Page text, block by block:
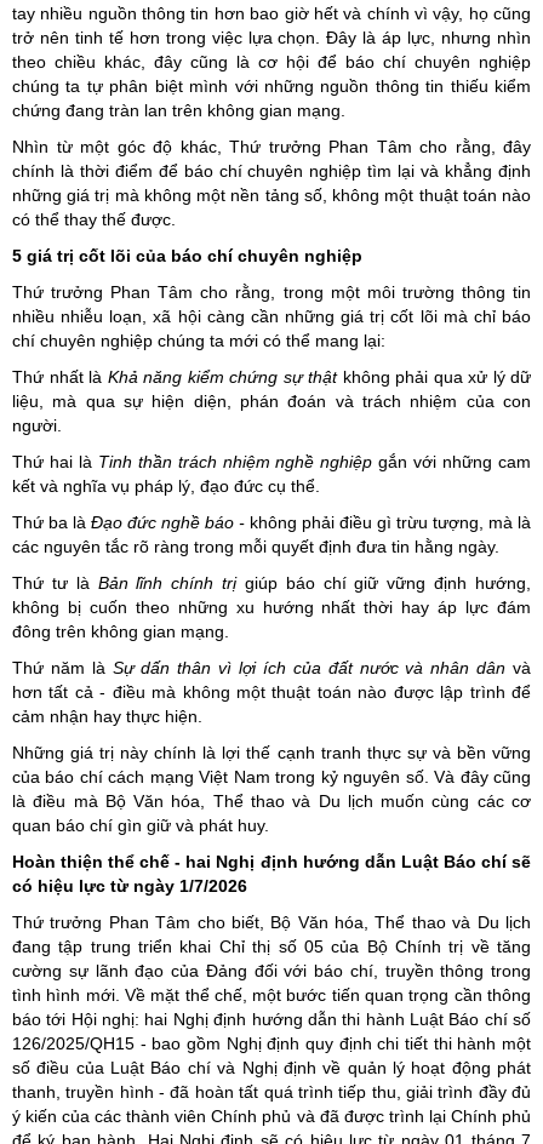
tay nhiều nguồn thông tin hơn bao giờ hết và chính vì vậy, họ cũng
trở nên tinh tế hơn trong việc lựa chọn. Đây là áp lực, nhưng nhìn
theo chiều khác, đây cũng là cơ hội để báo chí chuyên nghiệp
chúng ta tự phân biệt mình với những nguồn thông tin thiếu kiểm
chứng đang tràn lan trên không gian mạng.
Nhìn từ một góc độ khác, Thứ trưởng Phan Tâm cho rằng, đây
chính là thời điểm để báo chí chuyên nghiệp tìm lại và khẳng định
những giá trị mà không một nền tảng số, không một thuật toán nào
có thể thay thế được.
5 giá trị cốt lõi của báo chí chuyên nghiệp
Thứ trưởng Phan Tâm cho rằng, trong một môi trường thông tin
nhiều nhiễu loạn, xã hội càng cần những giá trị cốt lõi mà chỉ báo
chí chuyên nghiệp chúng ta mới có thể mang lại:
Thứ nhất là Khả năng kiểm chứng sự thật không phải qua xử lý dữ
liệu, mà qua sự hiện diện, phán đoán và trách nhiệm của con
người.
Thứ hai là Tinh thần trách nhiệm nghề nghiệp gắn với những cam
kết và nghĩa vụ pháp lý, đạo đức cụ thể.
Thứ ba là Đạo đức nghề báo - không phải điều gì trừu tượng, mà là
các nguyên tắc rõ ràng trong mỗi quyết định đưa tin hằng ngày.
Thứ tư là Bản lĩnh chính trị giúp báo chí giữ vững định hướng,
không bị cuốn theo những xu hướng nhất thời hay áp lực đám
đông trên không gian mạng.
Thứ năm là Sự dấn thân vì lợi ích của đất nước và nhân dân và
hơn tất cả - điều mà không một thuật toán nào được lập trình để
cảm nhận hay thực hiện.
Những giá trị này chính là lợi thế cạnh tranh thực sự và bền vững
của báo chí cách mạng Việt Nam trong kỷ nguyên số. Và đây cũng
là điều mà Bộ Văn hóa, Thể thao và Du lịch muốn cùng các cơ
quan báo chí gìn giữ và phát huy.
Hoàn thiện thể chế - hai Nghị định hướng dẫn Luật Báo chí sẽ
có hiệu lực từ ngày 1/7/2026
Thứ trưởng Phan Tâm cho biết, Bộ Văn hóa, Thể thao và Du lịch
đang tập trung triển khai Chỉ thị số 05 của Bộ Chính trị về tăng
cường sự lãnh đạo của Đảng đối với báo chí, truyền thông trong
tình hình mới. Về mặt thể chế, một bước tiến quan trọng cần thông
báo tới Hội nghị: hai Nghị định hướng dẫn thi hành Luật Báo chí số
126/2025/QH15 - bao gồm Nghị định quy định chi tiết thi hành một
số điều của Luật Báo chí và Nghị định về quản lý hoạt động phát
thanh, truyền hình - đã hoàn tất quá trình tiếp thu, giải trình đầy đủ
ý kiến của các thành viên Chính phủ và đã được trình lại Chính phủ